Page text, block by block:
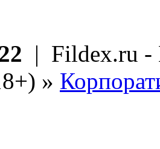
| Fildex.ru -
»